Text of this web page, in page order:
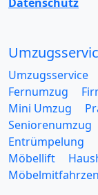
Umzugsservice
Fernumzug
Mini Umzug
Seniorenumzug
Entrümpelung
Möbellift